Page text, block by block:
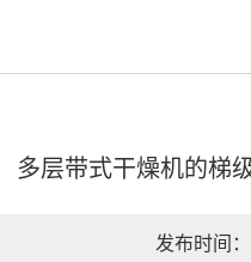
多层带式干燥机的梯
发布时间